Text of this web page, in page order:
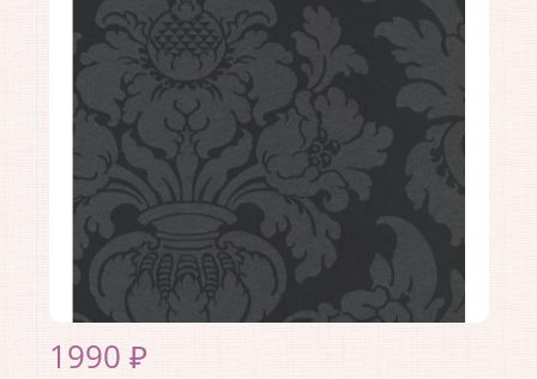
Материал покрытия:Без покрытия
Страна:Канада
Материал основы:
Флизелин
Раппорт: 53
1990 ₽